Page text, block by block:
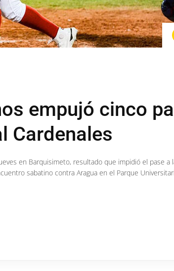
empujó cinco
Cardenales
en Barquisimeto, resultado que impidió el pase a
sabatino contra Aragua en el Parque